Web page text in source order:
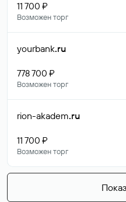
11 700 ₽
Возможен торг
yourbank.ru
778 700 ₽
Возможен торг
rion-akadem.ru
11 700 ₽
Возможен торг